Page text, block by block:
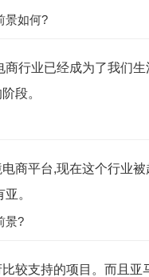
景如何?
商行业已经成为了我们
段。
商平台,现在这个行业
。
景?
较支持的项目。而且